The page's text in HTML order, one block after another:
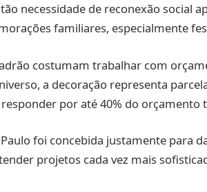
necessidade de reconexão social
familiares, especialmente
costumam trabalhar com
a decoração representa
por até 40% do orçamento
foi concebida justamente para
projetos cada vez mais